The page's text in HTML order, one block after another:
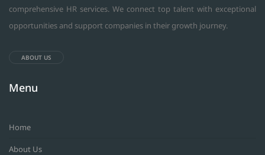
comprehensive HR services. We connect top talent with exceptional
opportunities and support companies in their growth journey.
ABOUT US
Menu
Home
About Us